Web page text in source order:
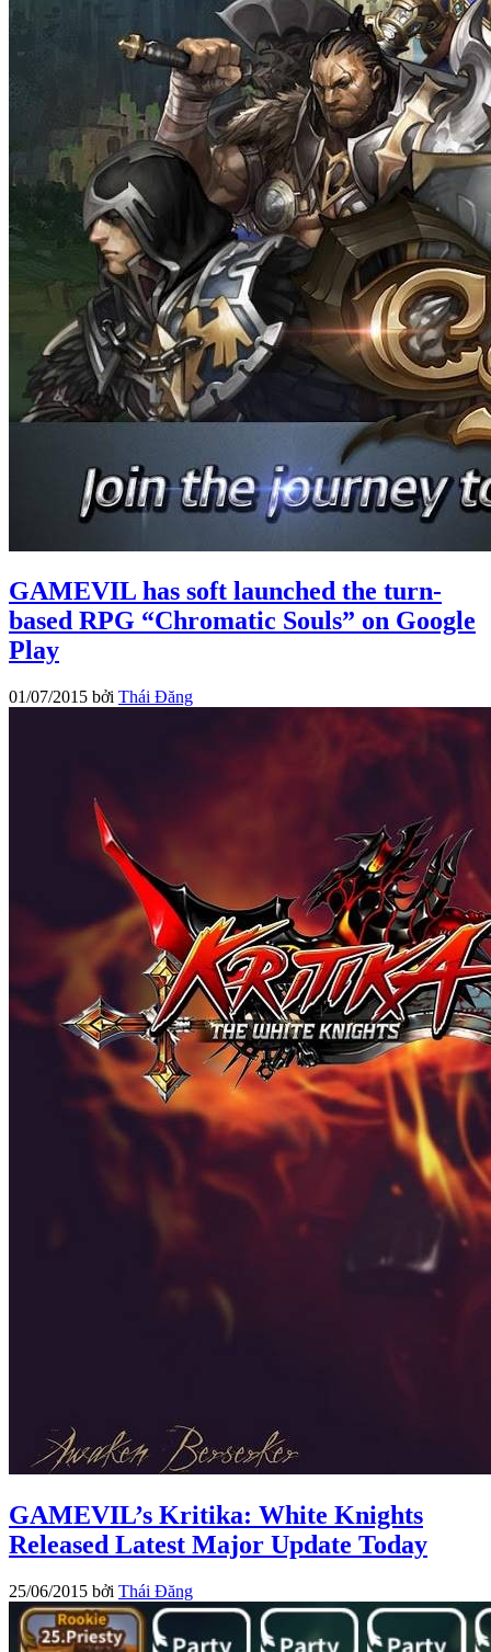
GAMEVIL has soft launched the turn-
based RPG “Chromatic Souls” on Google
Play
01/07/2015 bởi Thái Đăng
GAMEVIL’s Kritika: White Knights
Released Latest Major Update Today
25/06/2015 bởi Thái Đăng